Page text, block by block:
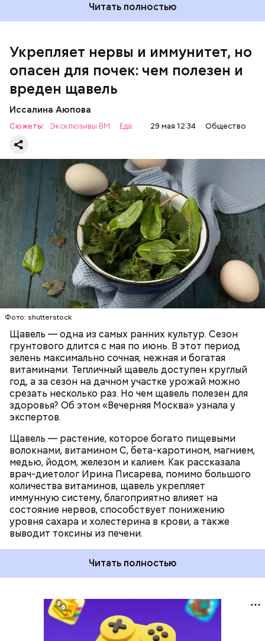
Читать полностью
Укрепляет нервы и иммунитет, но
опасен для почек: чем полезен и
вреден щавель
Иссалина Аюпова
Сюжеты: Эксклюзивы ВМ Еда 29 мая 12:34 Общество
Фото: shutterstock
Щавель — одна из самых ранних культур. Сезон
грунтового длится с мая по июнь. В этот период
зелень максимально сочная, нежная и богатая
витаминами. Тепличный щавель доступен круглый
год, а за сезон на дачном участке урожай можно
срезать несколько раз. Но чем щавель полезен для
здоровья? Об этом «Вечерняя Москва» узнала у
экспертов.
Щавель — растение, которое богато пищевыми
волокнами, витамином С, бета-каротином, магнием,
медью, йодом, железом и калием. Как рассказала
врач-диетолог Ирина Писарева, помимо большого
количества витаминов, щавель укрепляет
иммунную систему, благоприятно влияет на
состояние нервов, способствует понижению
уровня сахара и холестерина в крови, а также
выводит токсины из печени.
Опасность же щавеля состоит в том, что он
содержит большое количество щавелевой кислоты,
которая может способствовать образованию
— Если человек уже болеет мочекаменной
болезнью, щавель ему не рекомендуется. При
артрите, гастрите, холецистите, синдроме
раздраженного кишечника, язвах и панкреатите
продукт тоже лучше исключить из рациона, —
предупредила врач. — Он может привести к
повышению кислотности желудка и раздражать
слизистые оболочки.
Читать полностью
ЗДОРОВЬЕ ВРАЧИ
РАСТЕНИЯ
ПРОДУКТЫ